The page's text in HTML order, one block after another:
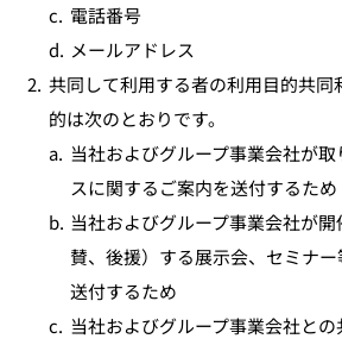
c. 電話番号
d. メールアドレス
2. 共同して利用する者の利用目的共同
的は次のとおりです。
a. 当社およびグループ事業会社が
スに関するご案内を送付するため
b. 当社およびグループ事業会社が
賛、後援）する展示会、セミナ
送付するため
c. 当社およびグループ事業会社と